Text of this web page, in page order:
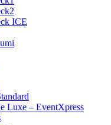
ICE
Luxe – EventXpress